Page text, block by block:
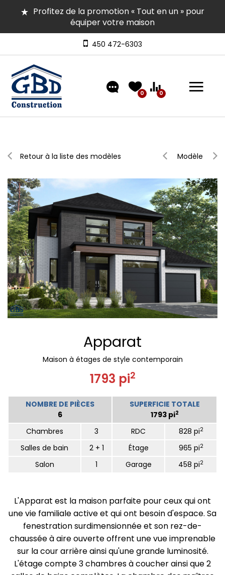
Profitez de la promotion « Tout en un » pour
équiper votre maison
Plusieurs maisons en inventaire pour occupation
rapide | Venez les visiter
Découvrez nos modèles comprenant un
aménagement extérieur de type « clé en main »
450 472-6303
0 0
Retour à la liste des modèles Modèle
Apparat
Maison à étages de style contemporain
1793 pi2
NOMBRE DE PIÈCES
6
SUPERFICIE TOTALE
1793 pi2
Chambres 3 RDC 828 pi2
Salles de bain 2 + 1 Étage 965 pi2
Salon 1 Garage 458 pi2
L'Apparat est la maison parfaite pour ceux qui ont
une vie familiale active et qui ont besoin d'espace. Sa
fenestration surdimensionnée et son rez-de-
chaussée à aire ouverte offrent une vue imprenable
sur la cour arrière ainsi qu'une grande luminosité.
L'étage compte 3 chambres à coucher ainsi que 2